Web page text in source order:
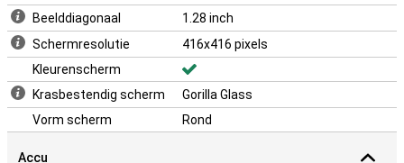
Beelddiagonaal
1.28 inch
Schermresolutie
416x416 pixels
Kleurenscherm
Krasbestendig scherm
Gorilla Glass
Vorm scherm
Rond
Accu